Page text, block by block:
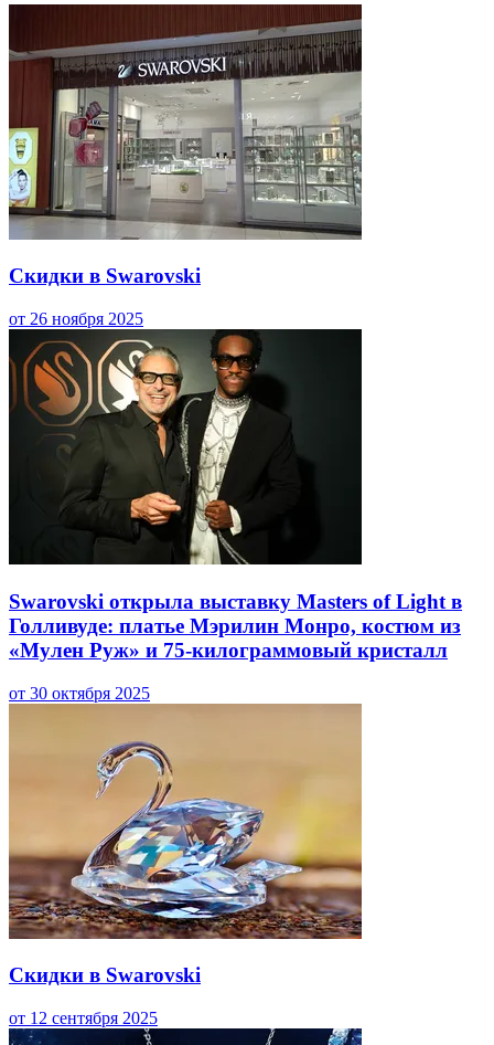
Скидки в Swarovski
от 26 ноября 2025
Swarovski открыла выставку Masters of Light в
Голливуде: платье Мэрилин Монро, костюм из
«Мулен Руж» и 75-килограммовый кристалл
от 30 октября 2025
Скидки в Swarovski
от 12 сентября 2025